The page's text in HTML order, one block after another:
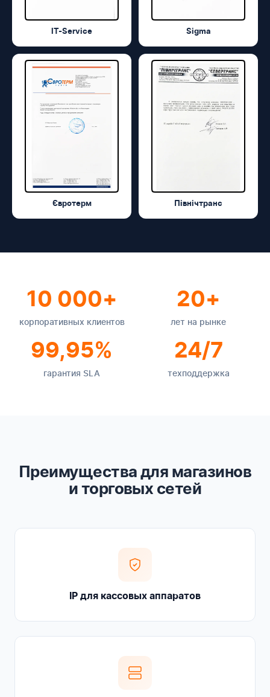
IT-Service Sigma
Євротерм Північтранс
10 000+
корпоративных клиентов
20+
лет на рынке
99,95%
гарантия SLA
24/7
техподдержка
Преимущества для магазинов
и торговых сетей
IP для кассовых аппаратов